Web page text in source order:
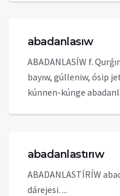
abadanlasıw
ABADANLASÍW f.
bayıw, gúlleniw, ósip
kúnnen-kúnge
abadanlastırıw
ABADANLASTÍRÍW
dárejesi. ...